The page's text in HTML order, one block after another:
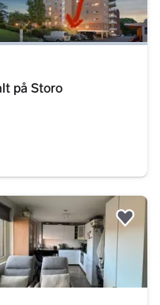
på Storo